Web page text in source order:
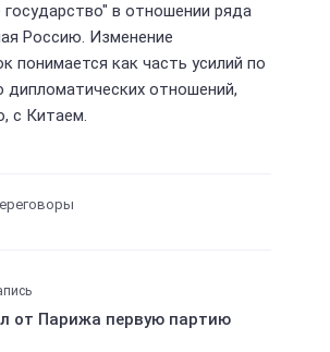
в отношении ряда
Россию. Изменение
понимается как часть усилий по
дипломатических отношений,
с Китаем.
от Парижа первую партию